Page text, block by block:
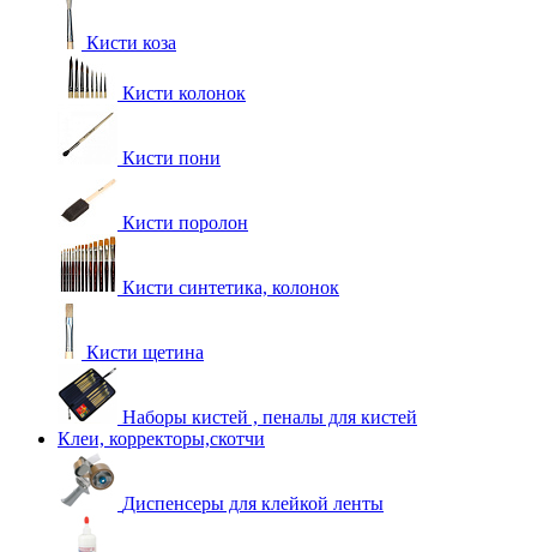
Кисти коза
Кисти колонок
Кисти пони
Кисти поролон
Кисти синтетика, колонок
Кисти щетина
Наборы кистей , пеналы для кистей
Клеи, корректоры,скотчи
Диспенсеры для клейкой ленты